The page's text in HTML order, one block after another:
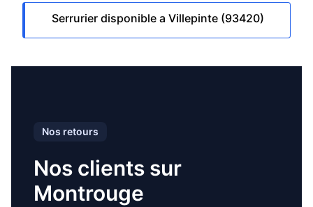
Serrurier disponible a Villepinte (93420)
Nos retours
Nos clients sur
Montrouge